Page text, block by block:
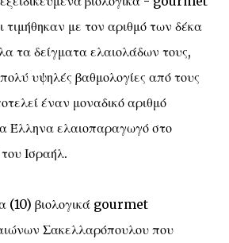
τιμήθηκαν με τον αριθμό των δέκα
τα δείγματα ελαιολάδων τους,
υψηλές βαθμολογίες από τους
έναν μοναδικό αριθμό
Έλληνα ελαιοπαραγωγό στο
Ισραήλ.
(10) βιολογικά gourmet
Σακελλαρόπουλου που